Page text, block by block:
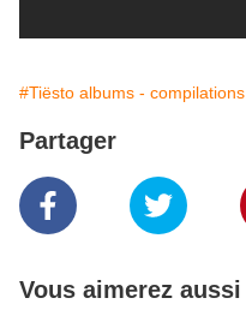
#Tiësto albums - compilations
Partager
Vous aimerez aussi